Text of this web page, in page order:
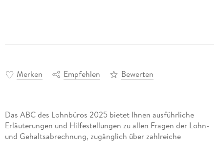
Merken Empfehlen Bewerten
Das ABC des Lohnbüros 2025 bietet Ihnen ausführliche
Erläuterungen und Hilfestellungen zu allen Fragen der Lohn-
und Gehaltsabrechnung, zugänglich über zahlreiche